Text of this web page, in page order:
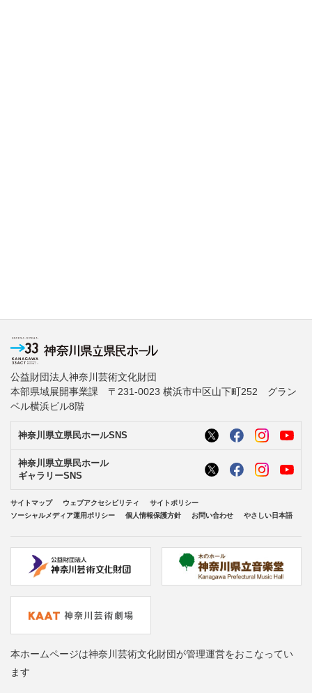
公益財団法人神奈川芸術文化財団
本部県域展開事業課 〒231-0023 横浜市中区山下町252 グラン
ベル横浜ビル8階
神奈川県立県民ホールSNS
神奈川県立県民ホール
ギャラリーSNS
サイトマップ ウェブアクセシビリティ
サイトポリシー
ソーシャルメディア運用ポリシー
個人情報保護方針 お問い合わせ やさしい日本語
本ホームページは神奈川芸術文化財団が管理運営をおこなってい
ます